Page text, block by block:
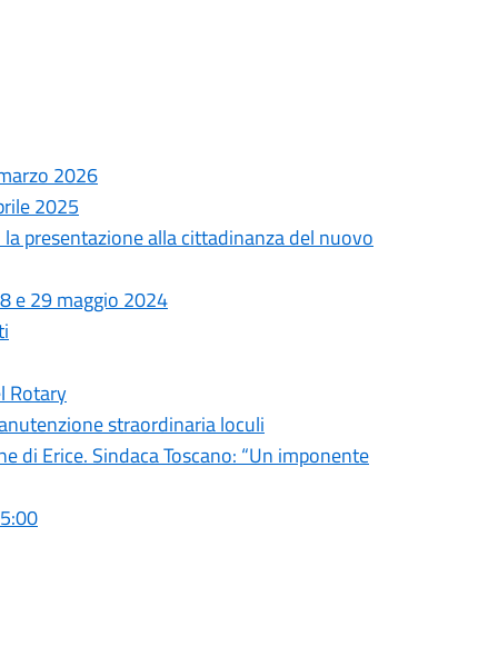
2026
2025
presentazione alla cittadinanza del nuovo
e 29 maggio 2024
Rotary
straordinaria loculi
di Erice. Sindaca Toscano: “Un imponente